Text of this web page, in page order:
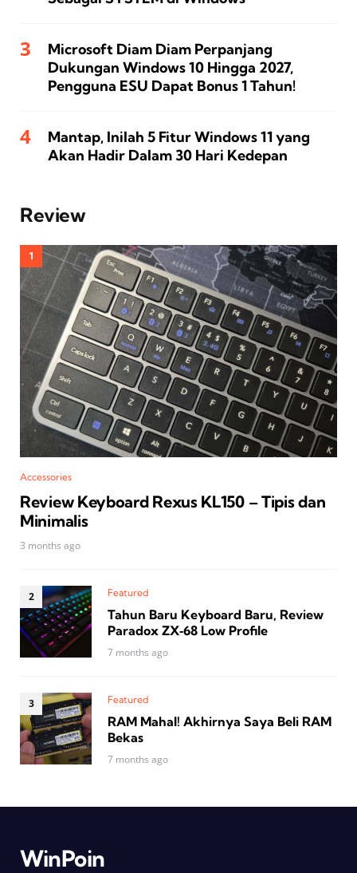
Microsoft Diam Diam Perpanjang
Dukungan Windows 10 Hingga 2027,
Pengguna ESU Dapat Bonus 1 Tahun!
Mantap, Inilah 5 Fitur Windows 11 yang
Akan Hadir Dalam 30 Hari Kedepan
Review
Accessories
Review Keyboard Rexus KL150 – Tipis dan
Minimalis
3 months ago
Featured
Tahun Baru Keyboard Baru, Review
Paradox ZX‑68 Low Profile
7 months ago
Featured
RAM Mahal! Akhirnya Saya Beli RAM
Bekas
7 months ago
WinPoin